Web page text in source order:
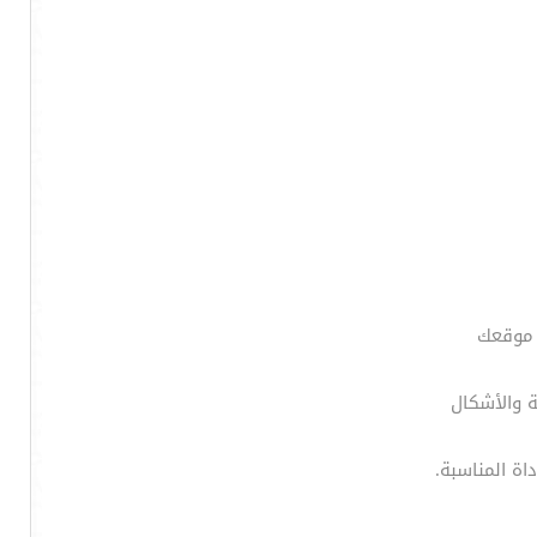
موقعك
والأشكال